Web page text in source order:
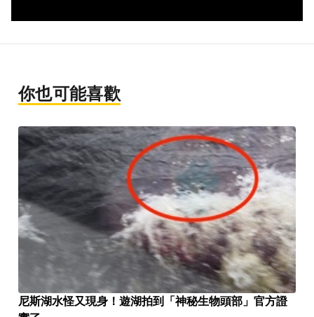
你也可能喜歡
尼斯湖水怪又現身！遊湖拍到「神秘生物頭部」官方證